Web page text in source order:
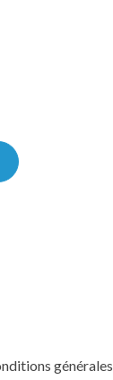
générales